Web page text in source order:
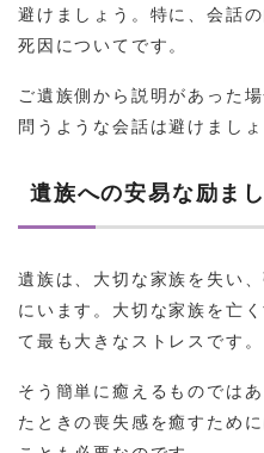
避けましょう。特に、会話
死因についてです。
ご遺族側から説明があった
問うような会話は避けましょ
遺族への安易な励ま
遺族は、大切な家族を失い
にいます。大切な家族を亡
て最も大きなストレスです。
そう簡単に癒えるものでは
たときの喪失感を癒すため